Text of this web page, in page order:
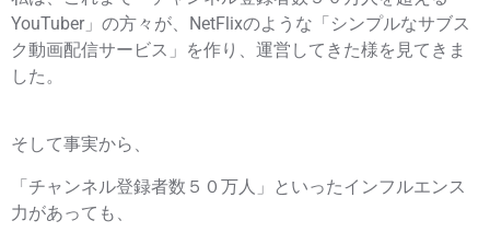
YouTuber」の方々が、NetFlixのような「シンプルなサブス
ク動画配信サービス」を作り、運営してきた様を見てきま
した。
そして事実から、
「チャンネル登録者数５０万人」といったインフルエンス
力があっても、